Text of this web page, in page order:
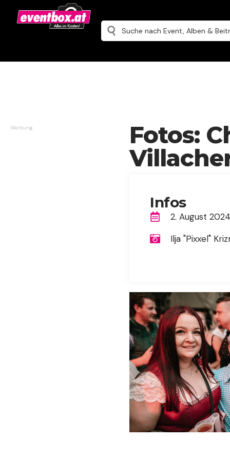
Werbung
Fotos:
Infos
2. August
Ilja "Pixxel"